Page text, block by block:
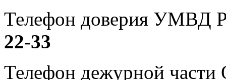
Телефон доверия УМВД
22-33
Телефон дежурной